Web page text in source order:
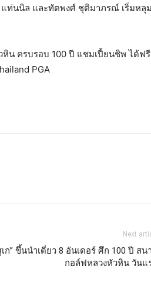
ท่นนิล และทัตพงศ์ ชุติมาภรณ์ เริ่มหลุม
หิน ครบรอบ 100 ปี แชมเปี้ยนชิพ ได้ฟรี
PGA
Next
เก” ขึ้นนำเดี่ยว 8 อันเดอร์ ศึก 100 ปี สน
กอล์ฟหลวงหัวหิน วันแ